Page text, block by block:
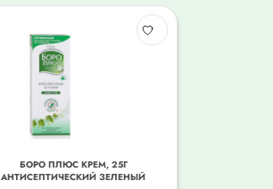
БОРО ПЛЮС КРЕМ, 25Г
АНТИСЕПТИЧЕСКИЙ ЗЕЛЕНЫЙ